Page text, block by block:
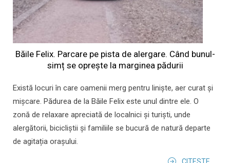
Băile Felix. Parcare pe pista de alergare. Când bunul-
simț se oprește la marginea pădurii
Există locuri în care oamenii merg pentru liniște, aer curat și
mișcare. Pădurea de la Băile Felix este unul dintre ele. O
zonă de relaxare apreciată de localnici și turiști, unde
alergătorii, bicicliștii și familiile se bucură de natură departe
de agitația orașului.